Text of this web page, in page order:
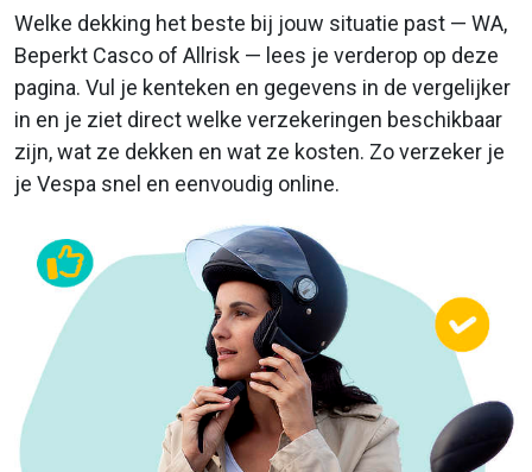
Welke dekking het beste bij jouw situatie past — WA,
Beperkt Casco of Allrisk — lees je verderop op deze
pagina. Vul je kenteken en gegevens in de vergelijker
in en je ziet direct welke verzekeringen beschikbaar
zijn, wat ze dekken en wat ze kosten. Zo verzeker je
je Vespa snel en eenvoudig online.